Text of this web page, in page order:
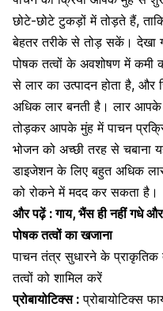
छोटे-छोटे टुकड़ों में तोड़ते हैं,
बेहतर तरीके से तोड़ सकें। देखा
पोषक तत्वों के अवशोषण में कमी
से लार का उत्पादन होता है, और
अधिक लार बनती है। लार
तोड़कर आपके मुंह में पाचन
भोजन को अच्छी तरह से चबाना
डाइजेशन के लिए बहुत अधिक
को रोकने में मदद कर सकता है।
और पढ़ें :गाय, भैंस ही नहीं गधे
पोषक तत्वों का खजाना
पाचन तंत्र सुधारने के
तत्वों को शामिल करें
प्रोबायोटिक्स : प्रोबायोटिक्स